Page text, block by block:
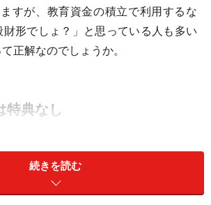
すが、教育資金の積立で利用するな
財形でしょ？」と思っている人も多い
正解なのでしょうか。
特典なし
形、というのは大正解でした。でもす
なくなっています。
続きを読む